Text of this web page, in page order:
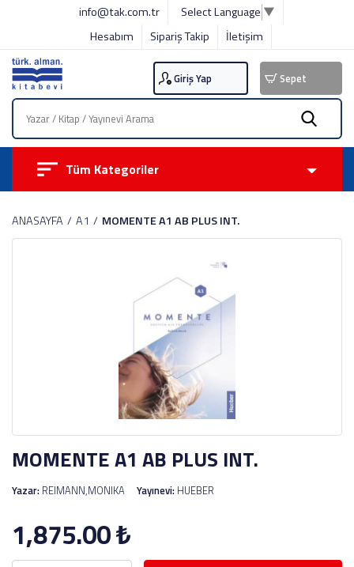
info@tak.com.tr Select Language ▼
Hesabım
Sipariş Takip İletişim
Giriş Yap Sepet
Tüm Kategoriler
ANASAYFA A1 MOMENTE A1 AB PLUS INT.
MOMENTE A1 AB PLUS INT.
Yazar: REIMANN,MONIKA Yayınevi: HUEBER
1,875.00₺